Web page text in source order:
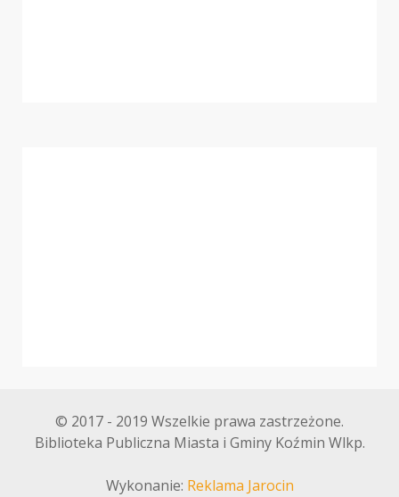
© 2017 - 2019 Wszelkie prawa zastrzeżone.
Biblioteka Publiczna Miasta i Gminy Koźmin Wlkp.
Wykonanie: Reklama Jarocin